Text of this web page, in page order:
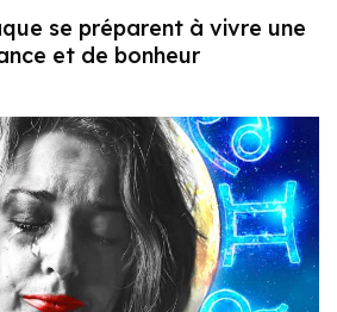
se préparent à vivre une
et de bonheur